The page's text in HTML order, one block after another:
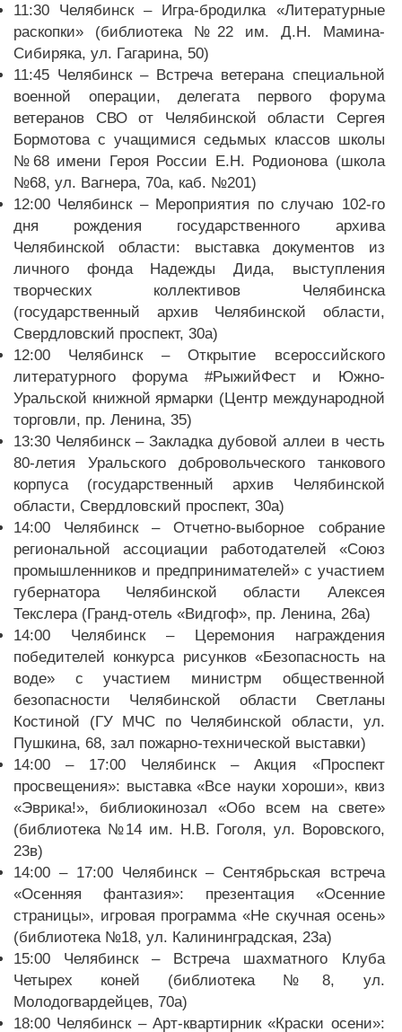
11:30 Челябинск – Игра-бродилка «Литературные
раскопки» (библиотека №22 им. Д.Н. Мамина-
Сибиряка, ул. Гагарина, 50)
11:45 Челябинск – Встреча ветерана специальной
военной операции, делегата первого форума
ветеранов СВО от Челябинской области Сергея
Бормотова с учащимися седьмых классов школы
№68 имени Героя России Е.Н. Родионова (школа
№68, ул. Вагнера, 70а, каб. №201)
12:00 Челябинск – Мероприятия по случаю 102-го
дня рождения государственного архива
Челябинской области: выставка документов из
личного фонда Надежды Дида, выступления
творческих коллективов Челябинска
(государственный архив Челябинской области,
Свердловский проспект, 30а)
12:00 Челябинск – Открытие всероссийского
литературного форума #РыжийФест и Южно-
Уральской книжной ярмарки (Центр международной
торговли, пр. Ленина, 35)
13:30 Челябинск – Закладка дубовой аллеи в честь
80-летия Уральского добровольческого танкового
корпуса (государственный архив Челябинской
области, Свердловский проспект, 30а)
14:00 Челябинск – Отчетно-выборное собрание
региональной ассоциации работодателей «Союз
промышленников и предпринимателей» с участием
губернатора Челябинской области Алексея
Текслера (Гранд-отель «Видгоф», пр. Ленина, 26а)
14:00 Челябинск – Церемония награждения
победителей конкурса рисунков «Безопасность на
воде» с участием министрм общественной
безопасности Челябинской области Светланы
Костиной (ГУ МЧС по Челябинской области, ул.
Пушкина, 68, зал пожарно-технической выставки)
14:00 – 17:00 Челябинск – Акция «Проспект
просвещения»: выставка «Все науки хороши», квиз
«Эврика!», библиокинозал «Обо всем на свете»
(библиотека №14 им. Н.В. Гоголя, ул. Воровского,
23в)
14:00 – 17:00 Челябинск – Сентябрьская встреча
«Осенняя фантазия»: презентация «Осенние
страницы», игровая программа «Не скучная осень»
(библиотека №18, ул. Калининградская, 23а)
15:00 Челябинск – Встреча шахматного Клуба
Четырех коней (библиотека №8, ул.
Молодогвардейцев, 70а)
18:00 Челябинск – Арт-квартирник «Краски осени»: